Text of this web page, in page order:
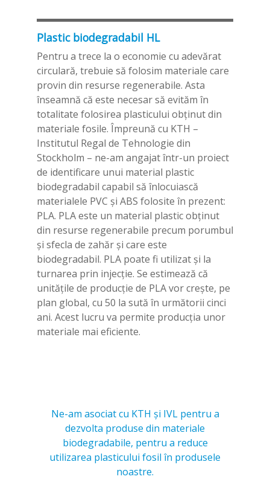
Plastic biodegradabil HL
Pentru a trece la o economie cu adevărat
circulară, trebuie să folosim materiale care
provin din resurse regenerabile. Asta
înseamnă că este necesar să evităm în
totalitate folosirea plasticului obţinut din
materiale fosile. Împreună cu KTH –
Institutul Regal de Tehnologie din
Stockholm – ne-am angajat într-un proiect
de identificare unui material plastic
biodegradabil capabil să înlocuiască
materialele PVC şi ABS folosite în prezent:
PLA. PLA este un material plastic obţinut
din resurse regenerabile precum porumbul
şi sfecla de zahăr şi care este
biodegradabil. PLA poate fi utilizat şi la
turnarea prin injecţie. Se estimează că
unităţile de producţie de PLA vor creşte, pe
plan global, cu 50 la sută în următorii cinci
ani. Acest lucru va permite producţia unor
materiale mai eficiente.
Ne-am asociat cu KTH şi IVL pentru a
dezvolta produse din materiale
biodegradabile, pentru a reduce
utilizarea plasticului fosil în produsele
noastre.